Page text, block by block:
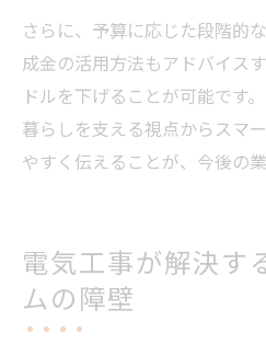
さらに、予算に応じた段階的
成金の活用方法もアドバイス
ドルを下げることが可能です
暮らしを支える視点からスマ
やすく伝えることが、今後の
電気工事が解決す
ムの障壁